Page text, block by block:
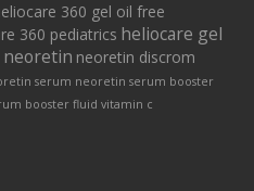
360 gel oil free
360 pediatrics heliocare gel
neoretin neoretin discrom
serum neoretin serum booster
booster fluid vitamin c